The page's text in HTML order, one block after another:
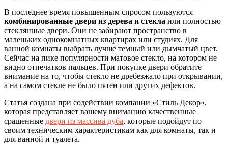
В последнее время повышенным спросом пользуются
комбинированные двери из дерева и стекла или полностью
стеклянные двери. Они не забирают пространство в
маленьких однокомнатных квартирах или студиях. Для
ванной комнаты выбрать лучше темный или дымчатый цвет.
Сейчас на пике популярности матовое стекло, на котором не
видно отпечатков пальцев. При покупке двери обратите
внимание на то, чтобы стекло не дребезжало при открывании,
а на самом стекле не было пятен или других дефектов.
Статья создана при содействии компании «Стиль Декор»,
которая представляет вашему вниманию качественные
сращенные двери из массива дуба, которые подойдут по
своим техническим характеристикам как для комнаты, так и
для ванной и туалета.